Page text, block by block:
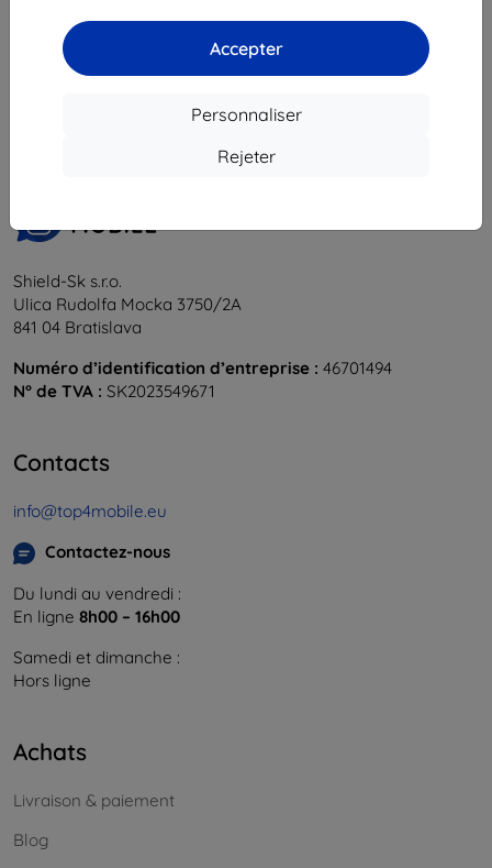
Accepter
Personnaliser
Rejeter
du total
Shield-Sk s.r.o.
Ulica Rudolfa Mocka 3750/2A
841 04 Bratislava
Numéro d’identification d’entreprise : 46701494
N° de TVA : SK2023549671
Contacts
info@top4mobile.eu
Contactez-nous
Du lundi au vendredi :
En ligne 8h00 – 16h00
Samedi et dimanche :
Hors ligne
Achats
Livraison & paiement
Blog